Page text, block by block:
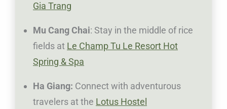
Gia Trang
Mu Cang Chai: Stay in the middle of rice
fields at Le Champ Tu Le Resort Hot
Spring & Spa
Ha Giang: Connect with adventurous
travelers at the Lotus Hostel